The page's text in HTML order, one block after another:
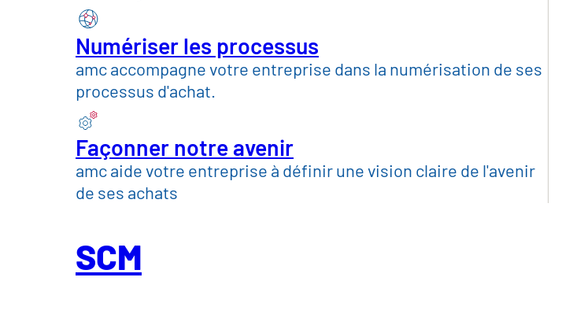
Numériser les processus
amc accompagne votre entreprise dans la numérisation de ses
processus d'achat.
Façonner notre avenir
amc aide votre entreprise à définir une vision claire de l'avenir
de ses achats
SCM
Ancrer clairement la